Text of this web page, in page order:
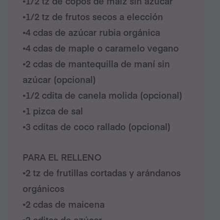
▪︎1/2 tz de frutos secos a elección
▪︎4 cdas de azúcar rubia orgánica
▪︎4 cdas de maple o caramelo vegano
▪︎2 cdas de mantequilla de maní sin
azúcar (opcional)
▪︎1/2 cdita de canela molida (opcional)
▪︎1 pizca de sal
▪︎3 cditas de coco rallado (opcional)
PARA EL RELLENO
▪︎2 tz de frutillas cortadas y arándanos
orgánicos
▪︎2 cdas de maicena